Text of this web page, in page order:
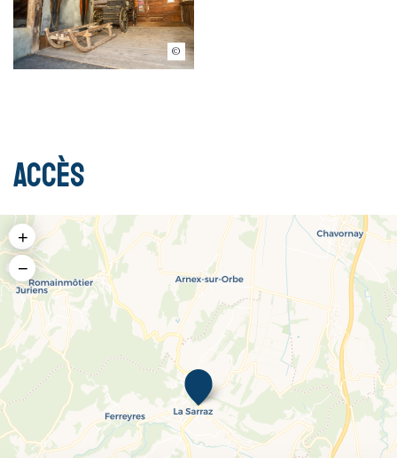
Simon Contreras
Accès
+
−